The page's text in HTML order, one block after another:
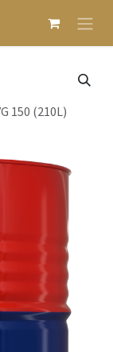
150 (210L)